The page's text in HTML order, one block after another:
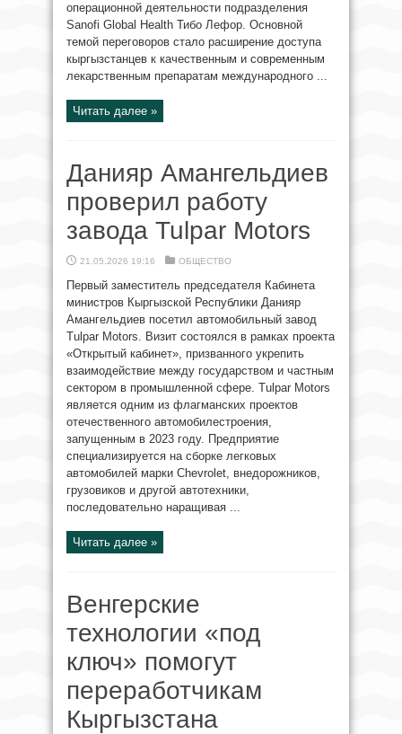
операционной деятельности подразделения
Sanofi Global Health Тибо Лефор. Основной
темой переговоров стало расширение доступа
кыргызстанцев к качественным и современным
лекарственным препаратам международного ...
Читать далее »
Данияр Амангельдиев
проверил работу
завода Tulpar Motors
21.05.2026 19:16 ОБЩЕСТВО
Первый заместитель председателя Кабинета
министров Кыргызской Республики Данияр
Амангельдиев посетил автомобильный завод
Tulpar Motors. Визит состоялся в рамках проекта
«Открытый кабинет», призванного укрепить
взаимодействие между государством и частным
сектором в промышленной сфере. Tulpar Motors
является одним из флагманских проектов
отечественного автомобилестроения,
запущенным в 2023 году. Предприятие
специализируется на сборке легковых
автомобилей марки Chevrolet, внедорожников,
грузовиков и другой автотехники,
последовательно наращивая ...
Читать далее »
Венгерские
технологии «под
ключ» помогут
переработчикам
Кыргызстана